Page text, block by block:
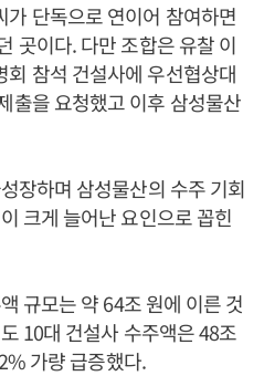
단독으로 연이어 참여하면
곳이다. 다만 조합은 유찰 이
참석 건설사에 우선협상대
출을 요청했고 이후 삼성물산
장하며 삼성물산의 수주 기회
크게 늘어난 요인으로 꼽힌
규모는 약 64조 원에 이른 것
10대 건설사 수주액은 48조
가량 급증했다.